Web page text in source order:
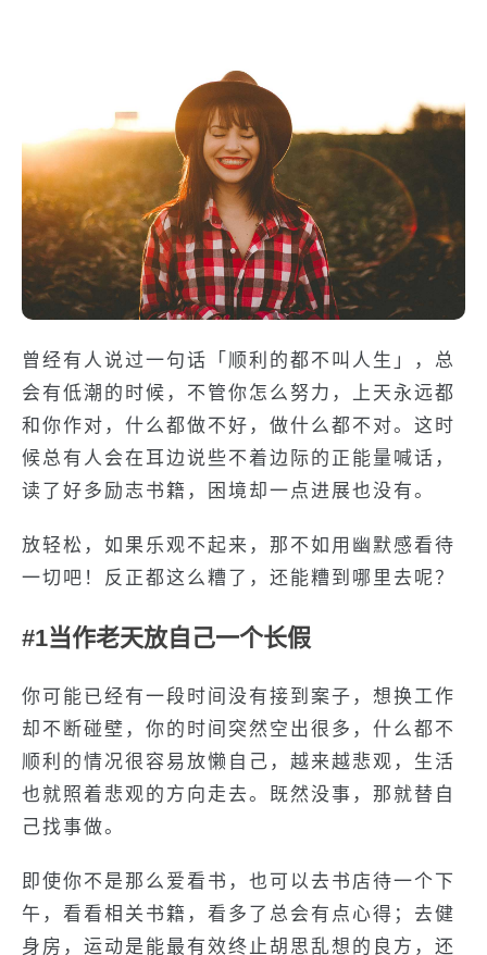
曾经有人说过一句话「顺利的都不叫人生」，总
会有低潮的时候，不管你怎么努力，上天永远都
和你作对，什么都做不好，做什么都不对。这时
候总有人会在耳边说些不着边际的正能量喊话，
读了好多励志书籍，困境却一点进展也没有。
放轻松，如果乐观不起来，那不如用幽默感看待
一切吧！反正都这么糟了，还能糟到哪里去呢？
#1当作老天放自己一个长假
你可能已经有一段时间没有接到案子，想换工作
却不断碰壁，你的时间突然空出很多，什么都不
顺利的情况很容易放懒自己，越来越悲观，生活
也就照着悲观的方向走去。既然没事，那就替自
己找事做。
即使你不是那么爱看书，也可以去书店待一个下
午，看看相关书籍，看多了总会有点心得；去健
身房，运动是能最有效终止胡思乱想的良方，还